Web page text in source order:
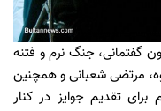
گفتمانی، جنگ نرم و فتنه
مرتضی شعبانی و همچنین
تقدیم جوایز در کنار